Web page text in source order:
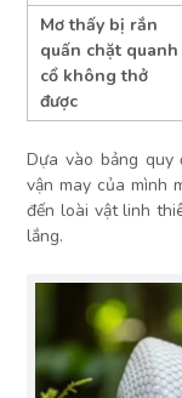
Mơ thấy bị rắn
quấn chặt quanh
cổ không thở
được
Dựa vào bảng
vận may của mình
đến loài vật linh
lắng.